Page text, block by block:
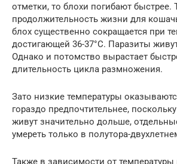
отметки, то блохи погибают быстрее.
продолжительность жизни для
блох существенно сокращается при
достигающей 36-37°С. Паразиты
Однако и потомство вырастает
длительность цикла размножения.
Зато низкие температуры
гораздо предпочтительнее,
живут значительно дольше,
умереть только в полутора-
Также в зависимости от температуры